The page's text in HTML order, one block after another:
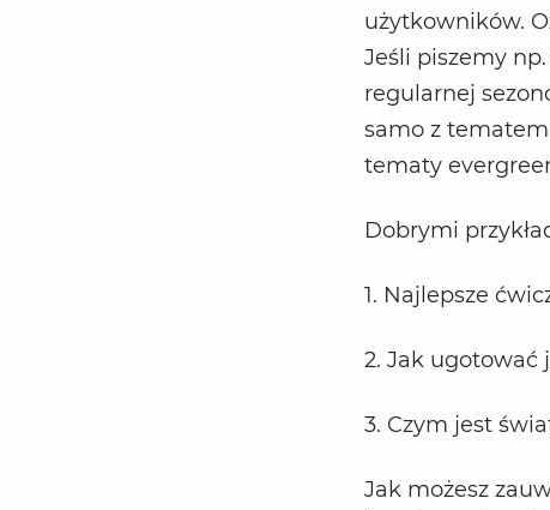
użytkowników.
Jeśli piszemy
regularnej
samo z
tematy
Dobrymi
1. Najlepsze
2. Jak ugotować
3. Czym jest
Jak możesz